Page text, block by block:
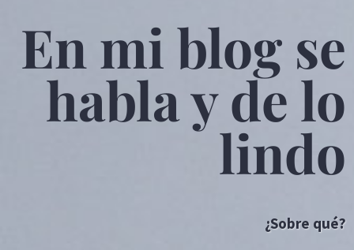
En mi blog se
habla y de lo
lindo
¿Sobre qué?